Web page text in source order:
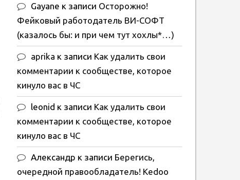
Gayane к записи Осторожно!
Фейковый работодатель ВИ-СОФТ
(казалось бы: и при чем тут хохлы*…)
aprika к записи Как удалить свои
комментарии к сообществе, которое
кинуло вас в ЧС
leonid к записи Как удалить свои
комментарии к сообществе, которое
кинуло вас в ЧС
Александр к записи Берегись,
очередной правообладатель! Kedoo